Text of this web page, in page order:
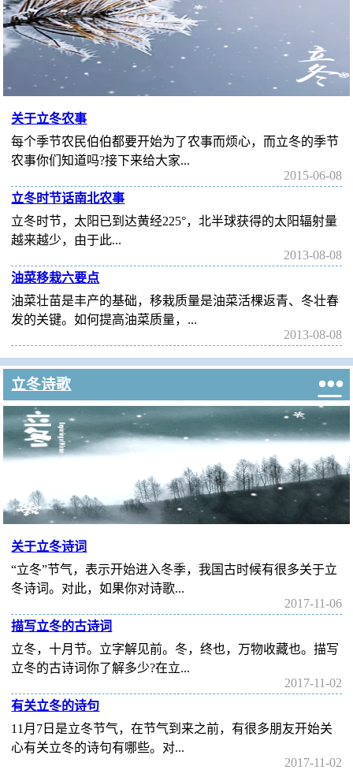
关于立冬农事
每个季节农民伯伯都要开始为了农事而烦心，而立冬的季节
农事你们知道吗?接下来给大家...
2015-06-08
立冬时节话南北农事
立冬时节，太阳已到达黄经225°，北半球获得的太阳辐射量
越来越少，由于此...
2013-08-08
油菜移栽六要点
油菜壮苗是丰产的基础，移栽质量是油菜活棵返青、冬壮春
发的关键。如何提高油菜质量，...
2013-08-08
立冬诗歌 
关于立冬诗词
“立冬”节气，表示开始进入冬季，我国古时候有很多关于立
冬诗词。对此，如果你对诗歌...
2017-11-06
描写立冬的古诗词
立冬，十月节。立字解见前。冬，终也，万物收藏也。描写
立冬的古诗词你了解多少?在立...
2017-11-02
有关立冬的诗句
11月7日是立冬节气，在节气到来之前，有很多朋友开始关
心有关立冬的诗句有哪些。对...
2017-11-02